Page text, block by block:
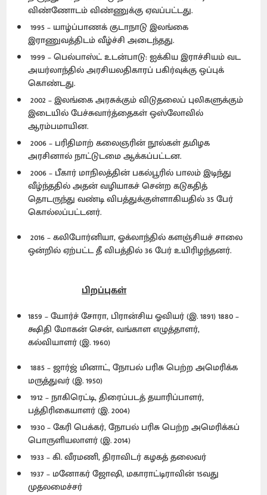
விண்ணோடம் விண்ணுக்கு ஏவப்பட்டது.
1995 – யாழ்ப்பாணக் குடாநாடு இலங்கை
இராணுவத்திடம் வீழ்ச்சி அடைந்தது.
1999 – பெல்பாஸ்ட் உடன்பாடு: ஐக்கிய இராச்சியம் வட
அயர்லாந்தில் அரசியலதிகாரப் பகிர்வுக்கு ஒப்புக்
கொண்டது.
2002 – இலங்கை அரசுக்கும் விடுதலைப் புலிகளுக்கும்
இடையில் பேச்சுவார்த்தைகள் ஒஸ்லோவில்
ஆரம்பமாயின.
2006 – பரிதிமாற் கலைஞரின் நூல்கள் தமிழக
அரசினால் நாட்டுடமை ஆக்கப்பட்டன.
2006 – பீகார் மாநிலத்தின் பகல்பூரில் பாலம் இடிந்து
வீழ்ந்ததில் அதன் வழியாகச் சென்ற கடுகதித்
தொடருந்து வண்டி விபத்துக்குள்ளாகியதில் 35 பேர்
கொல்லப்பட்டனர்.
2016 – கலிபோர்னியா, ஓக்லாந்தில் களஞ்சியச் சாலை
ஒன்றில் ஏற்பட்ட தீ விபத்தில் 36 பேர் உயிரிழந்தனர்.
பிறப்புகள்
1859 – யோர்ச் சோரா, பிரான்சிய ஓவியர் (இ. 1891) 1880 –
க்ஷிதி மோகன் சென், வங்காள எழுத்தாளர்,
கல்வியாளர் (இ. 1960)
1885 – ஜார்ஜ் மினாட், நோபல் பரிசு பெற்ற அமெரிக்க
மருத்துவர் (இ. 1950)
1912 – நாகிரெட்டி, திரைப்படத் தயாரிப்பாளர்,
பத்திரிகையாளர் (இ. 2004)
1930 – கேரி பெக்கர், நோபல் பரிசு பெற்ற அமெரிக்கப்
பொருளியலாளர் (இ. 2014)
1933 – கி. வீரமணி, திராவிடர் கழகத் தலைவர்
1937 – மனோகர் ஜோஷி, மகாராட்டிராவின் 15வது
முதலமைச்சர்